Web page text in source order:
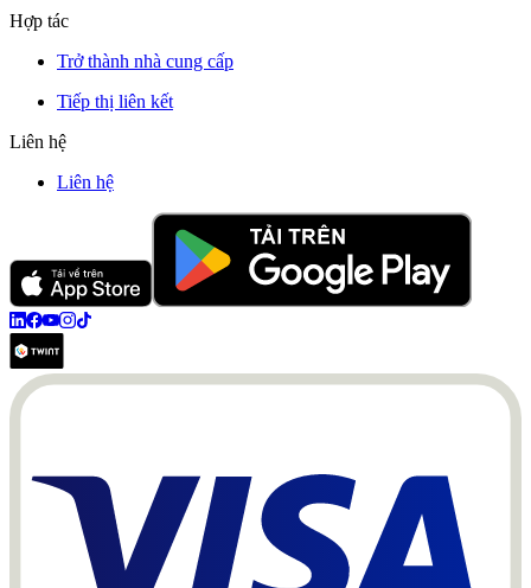
Hợp tác
Trở thành nhà cung cấp
Tiếp thị liên kết
Liên hệ
Liên hệ